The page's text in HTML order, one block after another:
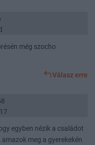
még szocho
Válasz erre
egyben nézik a családot
meg a gyerekekén